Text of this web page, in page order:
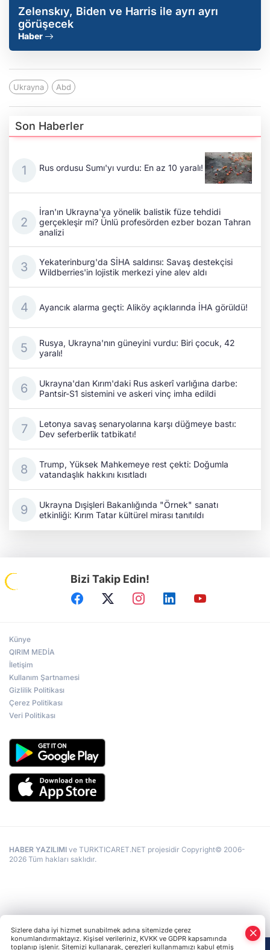
Zelenskıy, Biden ve Harris ile ayrı ayrı
görüşecek
Haber
Ukrayna Abd
Son Haberler
Rus ordusu Sumı'yı vurdu: En az 10 yaralı!
İran'ın Ukrayna'ya yönelik balistik füze tehdidi
gerçekleşir mi? Ünlü profesörden ezber bozan Tahran
analizi
Yekaterinburg'da SİHA saldırısı: Savaş destekçisi
Wildberries'in lojistik merkezi yine alev aldı
Ayancık alarma geçti: Aliköy açıklarında İHA görüldü!
Rusya, Ukrayna'nın güneyini vurdu: Biri çocuk, 42
yaralı!
Ukrayna'dan Kırım'daki Rus askerî varlığına darbe:
Pantsir-S1 sistemini ve askeri vinç imha edildi
Letonya savaş senaryolarına karşı düğmeye bastı:
Dev seferberlik tatbikatı!
Trump, Yüksek Mahkemeye rest çekti: Doğumla
vatandaşlık hakkını kısıtladı
Ukrayna Dışişleri Bakanlığında "Örnek" sanatı
etkinliği: Kırım Tatar kültürel mirası tanıtıldı
Bizi Takip Edin!
Künye
QIRIM MEDİA
İletişim
Kullanım Şartnamesi
Gizlilik Politikası
Çerez Politikası
Veri Politikası
HABER YAZILIMI ve TURKTICARET.NET projesidir Copyright© 2006-
2026 Tüm hakları saklıdır.
Sizlere daha iyi hizmet sunabilmek adına sitemizde çerez
konumlandırmaktayız. Kişisel verileriniz, KVKK ve GDPR kapsamında
toplanıp işlenir. Sitemizi kullanarak, çerezleri kullanmamızı kabul etmiş